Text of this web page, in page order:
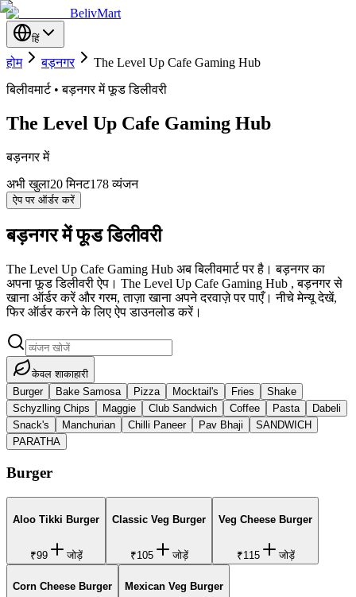
BelivMart
हिं
होम बड़नगर
The Level Up Cafe Gaming Hub
बिलीवमार्ट • बड़नगर में फूड डिलीवरी
The Level Up Cafe Gaming Hub
बड़नगर में
अभी खुला20 मिनट178 व्यंजन
ऐप पर ऑर्डर करें
बड़नगर में फूड डिलीवरी
The Level Up Cafe Gaming Hub अब बिलीवमार्ट पर है। बड़नगर का
अपना फूड डिलीवरी ऐप। The Level Up Cafe Gaming Hub , बड़नगर से
खाना ऑर्डर करें और गरम, ताज़ा खाना अपने दरवाज़े पर पाएँ। नीचे मेन्यू देखें,
फिर ऑर्डर करने के लिए ऐप डाउनलोड करें।
केवल शाकाहारी
Burger
Bake Samosa Pizza Mocktail's Fries
Shake
Schyzlling Chips
Maggie Club Sandwich Coffee Pasta
Dabeli
Snack's
Manchurian Chilli Paneer Pav Bhaji
SANDWICH
PARATHA
Burger
Aloo Tikki Burger
₹99 जोड़ें
Classic Veg Burger
₹105 जोड़ें
Veg Cheese Burger
₹115 जोड़ें
Corn Cheese Burger Mexican Veg Burger